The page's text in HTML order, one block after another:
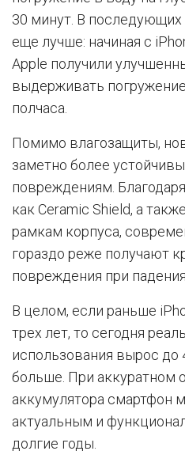
30 минут. В последующих
еще лучше: начиная с
Apple получили
выдерживать
полчаса.
Помимо влагозащиты,
заметно более
повреждениям.
как Ceramic Shield, а
рамкам корпуса,
гораздо реже получают
повреждения при
В целом, если раньше
трех лет, то сегодня
использования вырос до
больше. При аккуратном
аккумулятора смартфон
актуальным и
долгие годы.